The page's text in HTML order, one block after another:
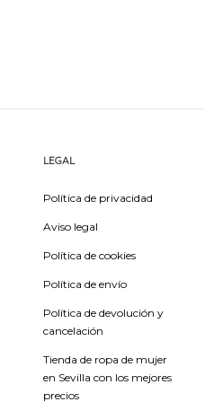
LEGAL
Política de privacidad
Aviso legal
Política de cookies
Política de envío
Política de devolución y
cancelación
Tienda de ropa de mujer
en Sevilla con los mejores
precios